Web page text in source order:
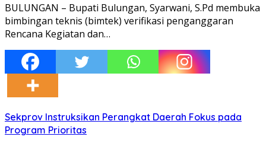
BULUNGAN – Bupati Bulungan, Syarwani, S.Pd membuka
bimbingan teknis (bimtek) verifikasi penganggaran
Rencana Kegiatan dan…
Sekprov Instruksikan Perangkat Daerah Fokus pada
Program Prioritas